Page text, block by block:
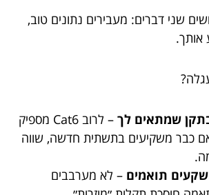
שני דברים: מעבירים נתונים טוב,
אותך.
שמתאים לך
– לרוב Cat6 מספיק
אם כבר משקיעים בתשתית חדשה, שווה
תואמים – לא מערבבים